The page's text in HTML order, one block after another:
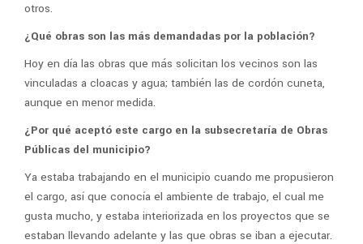
otros.
¿Qué obras son las más demandadas por la población?
Hoy en día las obras que más solicitan los vecinos son las
vinculadas a cloacas y agua; también las de cordón cuneta,
aunque en menor medida.
¿Por qué aceptó este cargo en la subsecretaría de Obras
Públicas del municipio?
Ya estaba trabajando en el municipio cuando me propusieron
el cargo, así que conocía el ambiente de trabajo, el cual me
gusta mucho, y estaba interiorizada en los proyectos que se
estaban llevando adelante y las que obras se iban a ejecutar.